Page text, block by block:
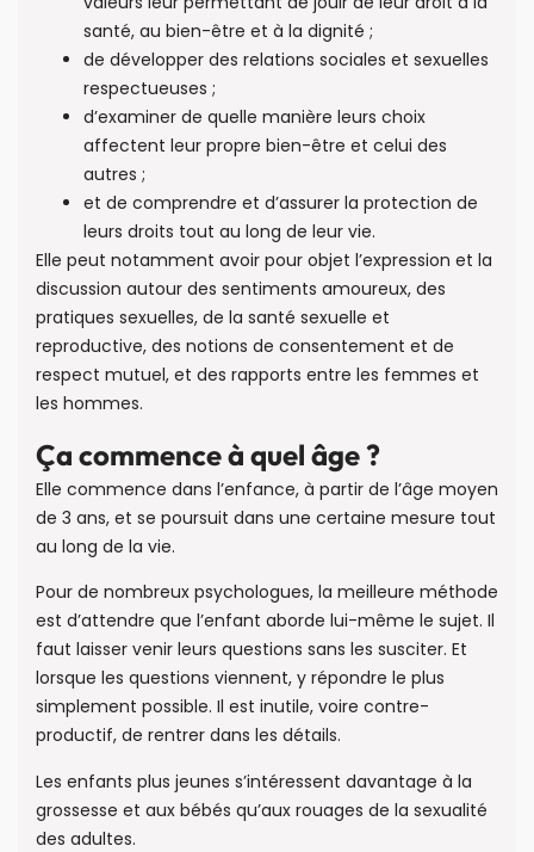
santé, au bien-être et à la dignité ;
de développer des relations sociales et sexuelles
respectueuses ;
d’examiner de quelle manière leurs choix
affectent leur propre bien-être et celui des
autres ;
et de comprendre et d’assurer la protection de
leurs droits tout au long de leur vie.
Elle peut notamment avoir pour objet l’expression et la
discussion autour des sentiments amoureux, des
pratiques sexuelles, de la santé sexuelle et
reproductive, des notions de consentement et de
respect mutuel, et des rapports entre les femmes et
les hommes.
Ça commence à quel âge ?
Elle commence dans l’enfance, à partir de l’âge moyen
de 3 ans, et se poursuit dans une certaine mesure tout
au long de la vie.
Pour de nombreux psychologues, la meilleure méthode
est d’attendre que l’enfant aborde lui-même le sujet. Il
faut laisser venir leurs questions sans les susciter. Et
lorsque les questions viennent, y répondre le plus
simplement possible. Il est inutile, voire contre-
productif, de rentrer dans les détails.
Les enfants plus jeunes s’intéressent davantage à la
grossesse et aux bébés qu’aux rouages de la sexualité
des adultes.